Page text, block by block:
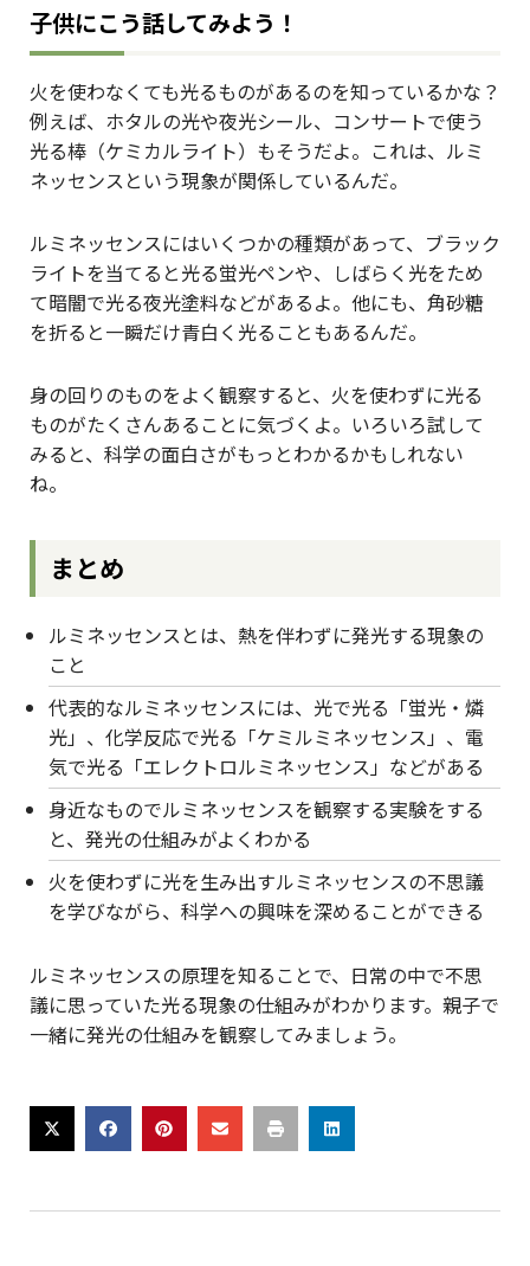
子供にこう話してみよう！
火を使わなくても光るものがあるのを知っているかな？
例えば、ホタルの光や夜光シール、コンサートで使う
光る棒（ケミカルライト）もそうだよ。これは、ルミ
ネッセンスという現象が関係しているんだ。
ルミネッセンスにはいくつかの種類があって、ブラック
ライトを当てると光る蛍光ペンや、しばらく光をため
て暗闇で光る夜光塗料などがあるよ。他にも、角砂糖
を折ると一瞬だけ青白く光ることもあるんだ。
身の回りのものをよく観察すると、火を使わずに光る
ものがたくさんあることに気づくよ。いろいろ試して
みると、科学の面白さがもっとわかるかもしれない
ね。
まとめ
ルミネッセンスとは、熱を伴わずに発光する現象の
こと
代表的なルミネッセンスには、光で光る「蛍光・燐
光」、化学反応で光る「ケミルミネッセンス」、電
気で光る「エレクトロルミネッセンス」などがある
身近なものでルミネッセンスを観察する実験をする
と、発光の仕組みがよくわかる
火を使わずに光を生み出すルミネッセンスの不思議
を学びながら、科学への興味を深めることができる
ルミネッセンスの原理を知ることで、日常の中で不思
議に思っていた光る現象の仕組みがわかります。親子で
一緒に発光の仕組みを観察してみましょう。